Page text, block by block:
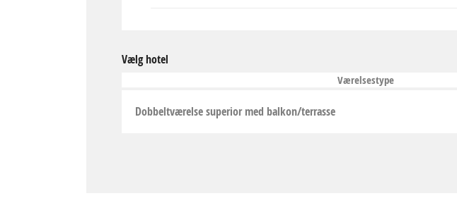
Vælg hotel
Værelsestype
Dobbeltværelse superior med balkon/terrasse